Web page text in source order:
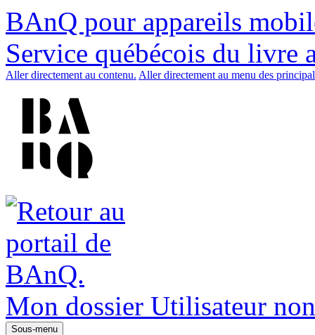
BAnQ pour appareils
Service québécois du livre
Aller directement au contenu. Aller directement au menu des
Mon dossier Utilisateur
Sous-menu